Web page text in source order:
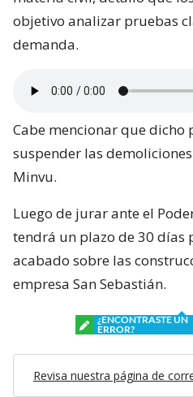
objetivo analizar pruebas
demanda.
Cabe mencionar que dicho
suspender las
Minvu.
Luego de jurar ante el
tendrá un plazo de 30
acabado sobre las
empresa San Sebastián.
¿ENCONTRASTE UN
ERROR?
Revisa nuestra página de